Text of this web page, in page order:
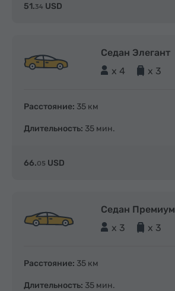
51.34 USD
Седан Элегант
x 4
x 3
Расстояние: 35 км
Длительность: 35 мин.
66.05 USD
Седан Премиум
x 3
x 3
Расстояние: 35 км
Длительность: 35 мин.